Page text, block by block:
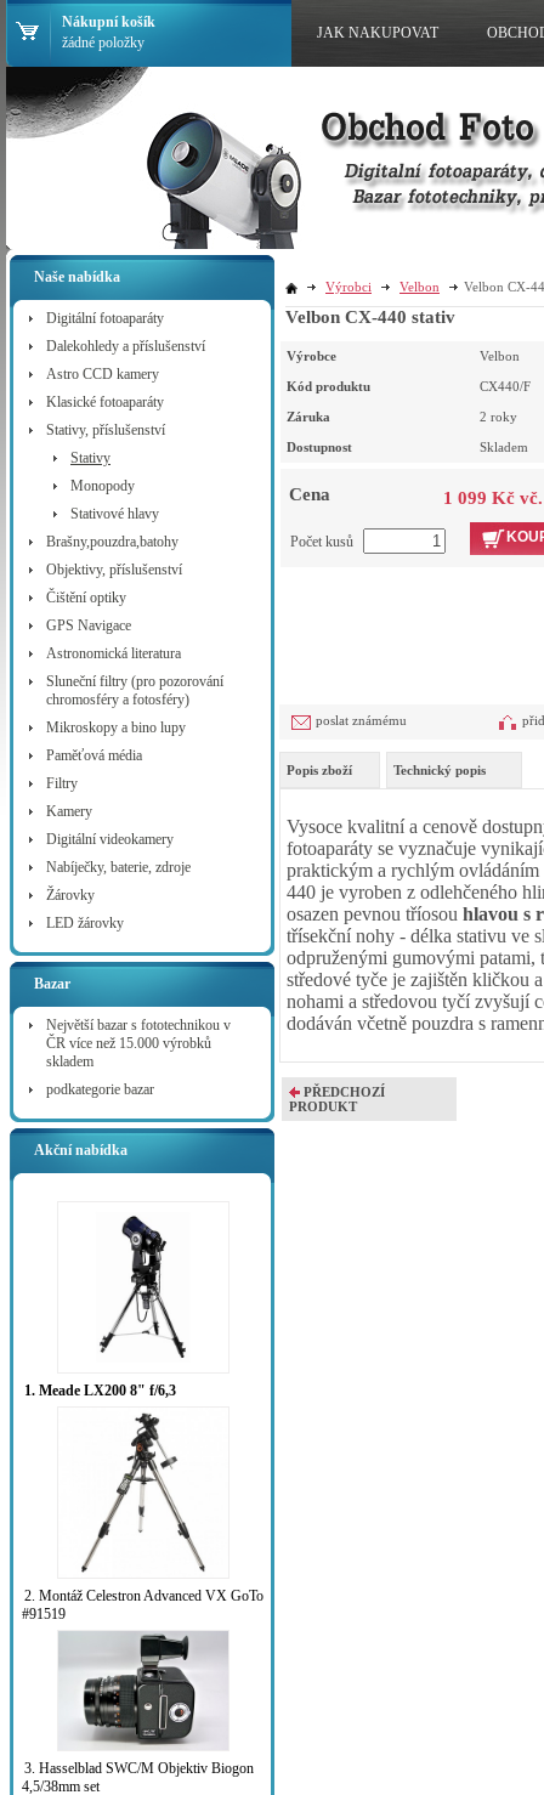
Naše nabídka
Digitální fotoaparáty
Dalekohledy a příslušenství
Astro CCD kamery
Klasické fotoaparáty
Stativy, příslušenství
Stativy
Monopody
Stativové hlavy
Brašny,pouzdra,batohy
Objektivy, příslušenství
Čištění optiky
GPS Navigace
Astronomická literatura
Sluneční filtry (pro pozorování
chromosféry a fotosféry)
Mikroskopy a bino lupy
Paměťová média
Filtry
Kamery
Digitální videokamery
Nabíječky, baterie, zdroje
Žárovky
LED žárovky
Bazar
Největší bazar s fototechnikou v
ČR více než 15.000 výrobků
skladem
podkategorie bazar
Akční nabídka
1. Meade LX200 8" f/6,3
2. Montáž Celestron Advanced VX GoTo
#91519
3. Hasselblad SWC/M Objektiv Biogon
4,5/38mm set
Výrobci Velbon Velbon CX-
Velbon CX-440 stativ
Výrobce Velbon
Kód produktu CX440/F
Záruka 2 roky
Dostupnost Skladem
Cena 1 099 Kč
Počet kusů
poslat známému
Popis zboží Technický popis
Vysoce kvalitní a cenově
fotoaparáty se vyznačuje
praktickým a rychlým
440 je vyroben z odlehčeného
osazen pevnou tříosou hlavou s
třísekční nohy - délka stativu ve
odpruženými gumovými
středové tyče je zajištěn kličkou
nohami a středovou tyčí zvyšují
dodáván včetně pouzdra s
PŘEDCHOZÍ
PRODUKT
Nákupní košík
žádné položky
JAK NAKUPOVAT